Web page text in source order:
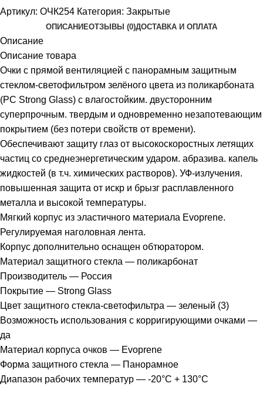
Артикул: ОЧК254 Категория: Закрытые
ОПИСАНИЕОТЗЫВЫ (0)ДОСТАВКА И ОПЛАТА
Описание
Описание товара
Очки с прямой вентиляцией с панорамным защитным
стеклом-светофильтром зелёного цвета из поликарбоната
(РС Strong Glass) с влагостойким. двусторонним
суперпрочным. твердым и одновременно незапотевающим
покрытием (без потери свойств от времени).
Обеспечивают защиту глаз от высокоскоростных летящих
частиц со среднеэнергетическим ударом. абразива. капель
жидкостей (в т.ч. химических растворов). УФ-излучения.
повышенная защита от искр и брызг расплавленного
металла и высокой температуры.
Мягкий корпус из эластичного материала Evoprene.
Регулируемая наголовная лента.
Корпус дополнительно оснащен обтюратором.
Материал защитного стекла — поликарбонат
Производитель — Россия
Покрытие — Strong Glass
Цвет защитного стекла-светофильтра — зеленый (3)
Возможность использования с корригирующими очками —
да
Материал корпуса очков — Evoprene
Форма защитного стекла — Панорамное
Диапазон рабочих температур — -20°C + 130°C